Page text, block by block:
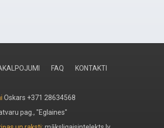
FAQ KONTAKTI
Oskars +371 28634568
pag., "Eglaines"